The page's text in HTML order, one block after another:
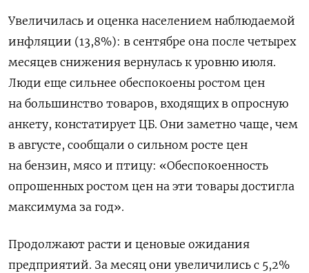
Увеличилась и оценка населением наблюдаемой
инфляции (13,8%): в сентябре она после четырех
месяцев снижения вернулась к уровню июля.
Люди еще сильнее обеспокоены ростом цен
на большинство товаров, входящих в опросную
анкету, констатирует ЦБ. Они заметно чаще, чем
в августе, сообщали о сильном росте цен
на бензин, мясо и птицу: «Обеспокоенность
опрошенных ростом цен на эти товары достигла
максимума за год».
Продолжают расти и ценовые ожидания
предприятий. За месяц они увеличились с 5,2%